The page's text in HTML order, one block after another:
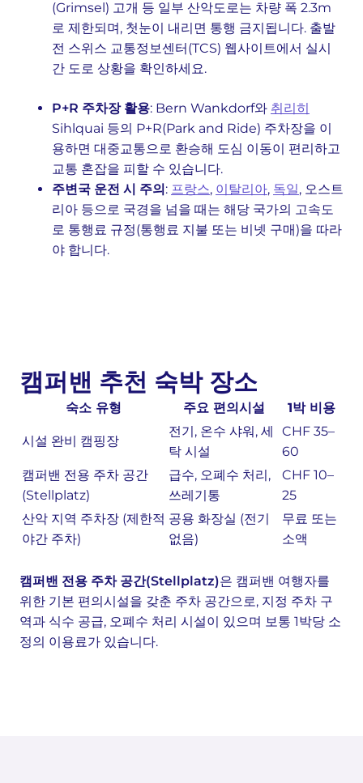
(Grimsel) 고개 등 일부 산악도로는 차량 폭 2.3m
로 제한되며, 첫눈이 내리면 통행 금지됩니다. 출발
전 스위스 교통정보센터(TCS) 웹사이트에서 실시
간 도로 상황을 확인하세요.
P+R 주차장 활용: Bern Wankdorf와 취리히
Sihlquai 등의 P+R(Park and Ride) 주차장을 이
용하면 대중교통으로 환승해 도심 이동이 편리하고
교통 혼잡을 피할 수 있습니다.
주변국 운전 시 주의: 프랑스, 이탈리아, 독일, 오스트
리아 등으로 국경을 넘을 때는 해당 국가의 고속도
로 통행료 규정(통행료 지불 또는 비넷 구매)을 따라
야 합니다.
캠퍼밴 추천 숙박 장소
숙소 유형 주요 편의시설 1박 비용
시설 완비 캠핑장
전기, 온수 샤워, 세
탁 시설
CHF 35–
60
캠퍼밴 전용 주차 공간
(Stellplatz)
급수, 오폐수 처리,
쓰레기통
CHF 10–
25
산악 지역 주차장 (제한적
야간 주차)
공용 화장실 (전기
없음)
무료 또는
소액
캠퍼밴 전용 주차 공간(Stellplatz)은 캠퍼밴 여행자를
위한 기본 편의시설을 갖춘 주차 공간으로, 지정 주차 구
역과 식수 공급, 오폐수 처리 시설이 있으며 보통 1박당 소
정의 이용료가 있습니다.